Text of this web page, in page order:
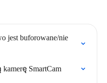
jest buforowane/nie
SmartCam